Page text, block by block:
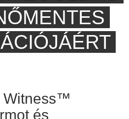
Witness™
és